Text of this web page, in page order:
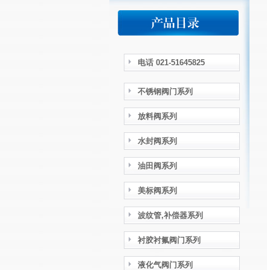
电话 021-51645825
不锈钢阀门系列
放料阀系列
水封阀系列
油田阀系列
美标阀系列
波纹管,补偿器系列
衬胶衬氟阀门系列
液化气阀门系列